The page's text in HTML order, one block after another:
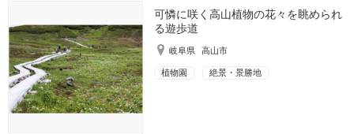
可憐に咲く高山植物の花々を眺められ
る遊歩道
岐阜県 高山市
植物園 絶景・景勝地